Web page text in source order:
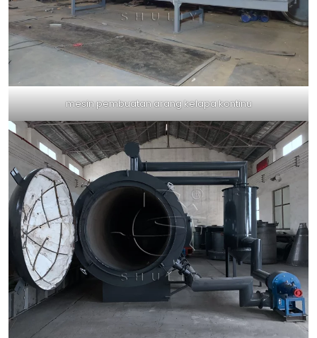
mesin pembuatan arang kelapa kontinu